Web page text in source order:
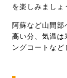
を楽しみましょ
阿蘇など山間
高い分、気温は
ングコートなど